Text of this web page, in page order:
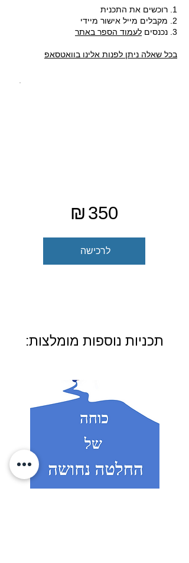
1. רוכשים את התכנית
2. מקבלים מייל אישור מיידי
3. נכנסים
לעמוד הספר באתר
בכל שאלה ניתן לפנות אלינו בוואטסאפ
₪ 350
לרכישה
תכניות נוספות מומלצות: